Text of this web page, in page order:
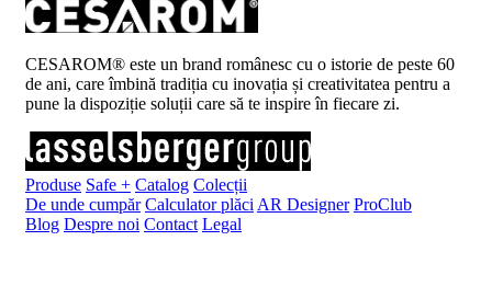
CESAROM® este un brand românesc cu o istorie de peste 60
de ani, care îmbină tradiția cu inovația și creativitatea pentru a
pune la dispoziție soluții care să te inspire în fiecare zi.
Produse Safe + Catalog Colecții
De unde cumpăr Calculator plăci AR Designer ProClub
Blog Despre noi Contact Legal